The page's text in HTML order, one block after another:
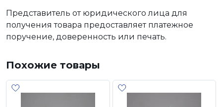
Представитель от юридического лица для
получения товара предоставляет платежное
поручение, доверенность или печать.
Похожие товары